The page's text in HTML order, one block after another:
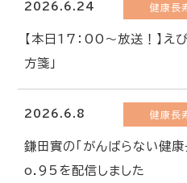
2026.6.24 健康長
【本日17：00～放送！】え
方箋」
2026.6.8 健康長
鎌田實の「がんばらない健
o.95を配信しました